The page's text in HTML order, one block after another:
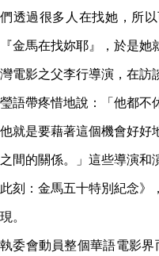
們透過很多人在找她，所
『金馬在找妳耶』，於是
灣電影之父李行導演，在訪
瑩語帶疼惜地說：「他都不
他就是要藉著這個機會好好
之間的關係。」這些導演和
此刻：金馬五十特別紀念》
現。
執委會動員整個華語電影